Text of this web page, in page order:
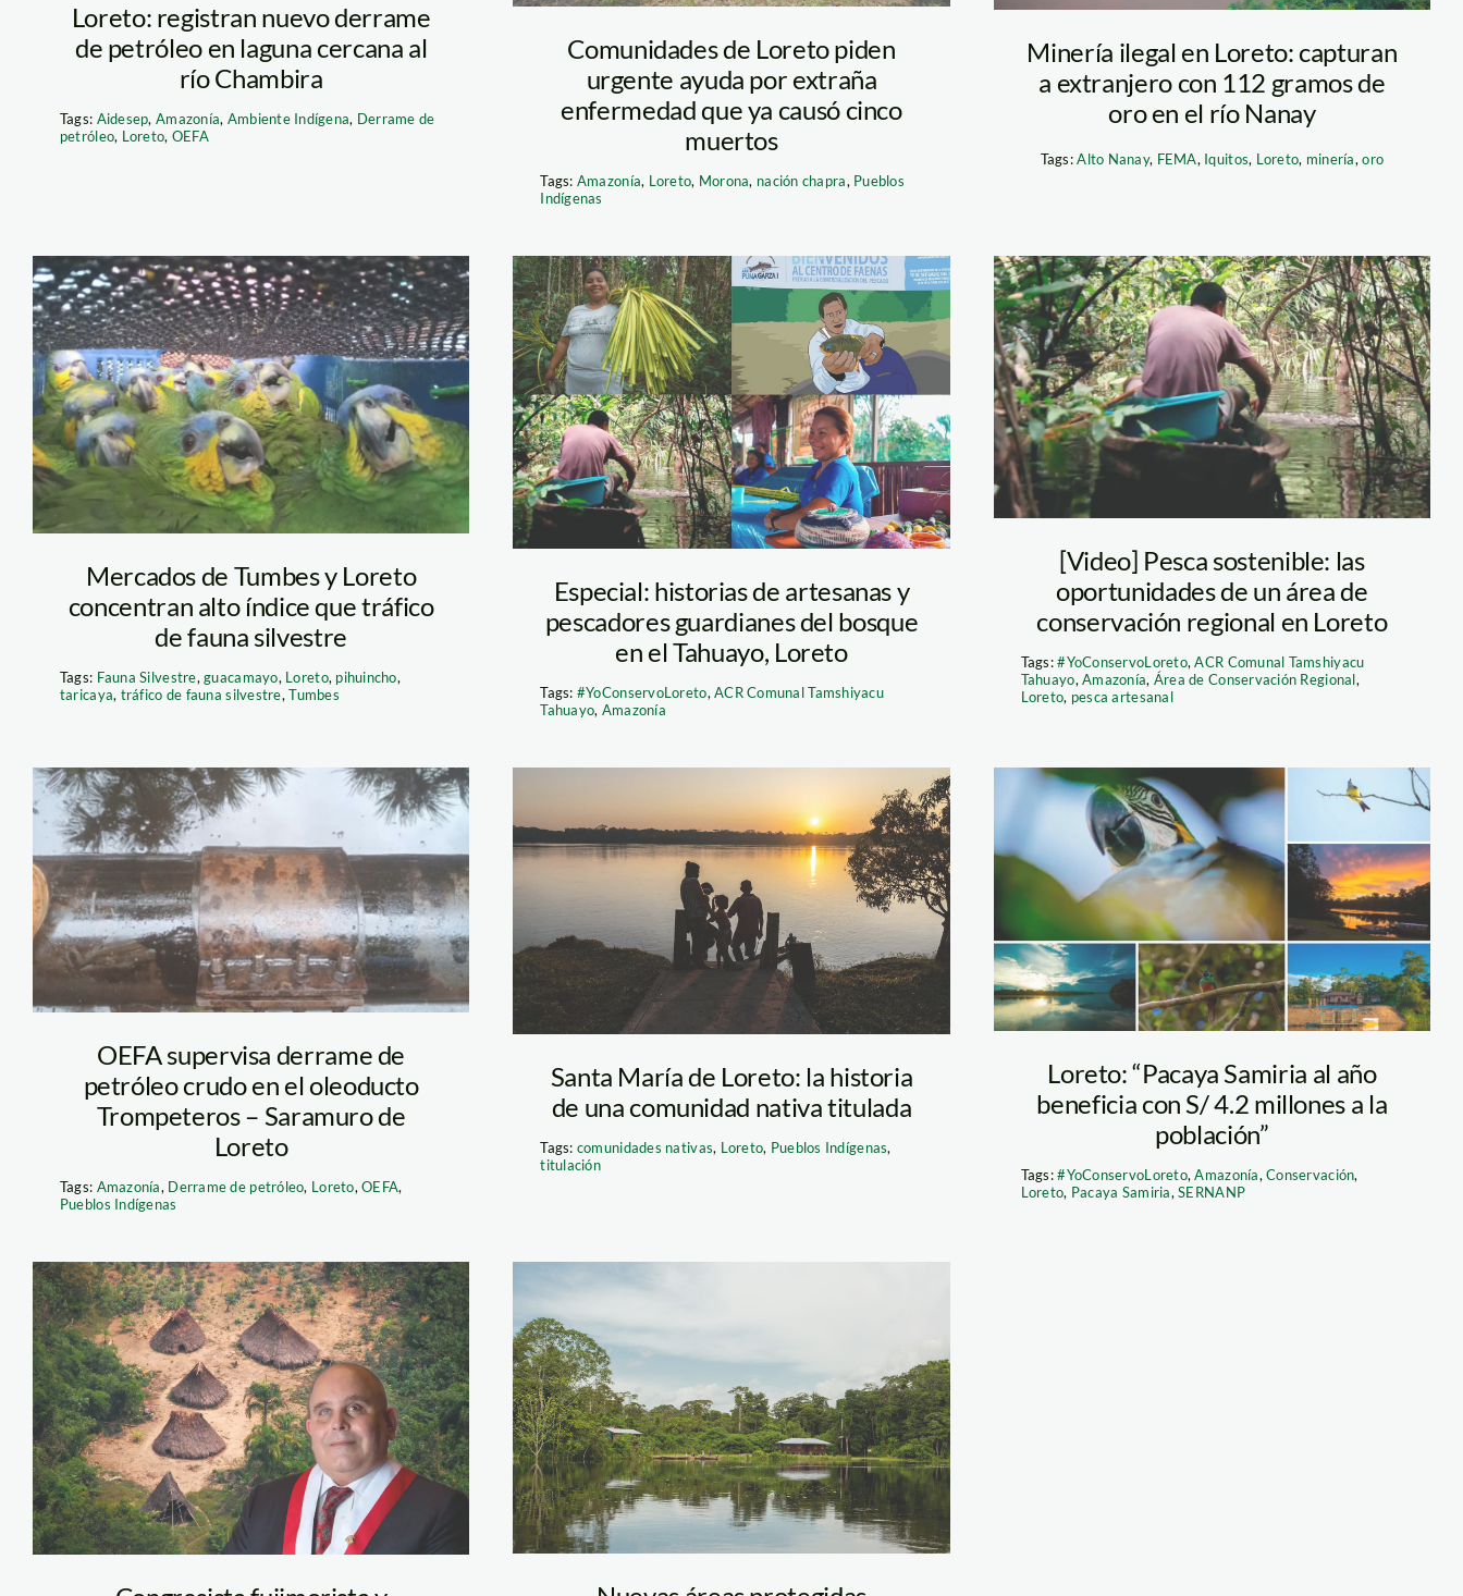
Loreto: registran nuevo derrame
de petróleo en laguna cercana al
río Chambira
Tags: Aidesep, Amazonía, Ambiente Indígena, Derrame de
petróleo, Loreto, OEFA
Comunidades de Loreto piden
urgente ayuda por extraña
enfermedad que ya causó cinco
muertos
Tags: Amazonía, Loreto, Morona, nación chapra, Pueblos
Indígenas
Minería ilegal en Loreto: capturan
a extranjero con 112 gramos de
oro en el río Nanay
Tags:Alto Nanay, FEMA, Iquitos, Loreto, minería,oro
loros_tráfico_serfor
Mercados de Tumbes y Loreto
concentran alto índice que tráfico
de fauna silvestre
Tags: Fauna Silvestre,guacamayo, Loreto, pihuincho,
taricaya, tráfico de fauna silvestre,Tumbes
portada-especial
Especial: historias de artesanas y
pescadores guardianes del bosque
en el Tahuayo, Loreto
Tags: #YoConservoLoreto,ACR Comunal Tamshiyacu
Tahuayo, Amazonía
pescasostenible
[Video] Pesca sostenible: las
oportunidades de un área de
conservación regional en Loreto
Tags:#YoConservoLoreto,ACR Comunal Tamshiyacu
Tahuayo,Amazonía, Área de Conservación Regional,
Loreto, pesca artesanal
derrame de
petroleo – loreto
– oefa
OEFA supervisa derrame de
petróleo crudo en el oleoducto
Trompeteros – Saramuro de
Loreto
Tags: Amazonía, Derrame de petróleo, Loreto,OEFA,
Pueblos Indígenas
Santa-María-de-
Loreto_DiegoPérez
Santa María de Loreto: la historia
de una comunidad nativa titulada
Tags: comunidades nativas, Loreto, Pueblos Indígenas,
titulación
pacaya-samiria-
kevyn-arce-
700×422
Loreto: “Pacaya Samiria al año
beneficia con S/ 4.2 millones a la
población”
Tags:#YoConservoLoreto,Amazonía,Conservación,
Loreto, Pacaya Samiria,SERNANP
Morante-Ley-
PIACI
PacayaSamiria-
KevinArce.8